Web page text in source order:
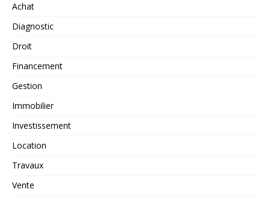
Achat
Diagnostic
Droit
Financement
Gestion
Immobilier
Investissement
Location
Travaux
Vente